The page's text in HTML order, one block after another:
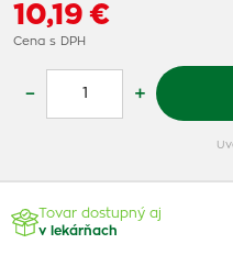
10,19 €
Cena s DPH
– +
Tovar dostupný aj
v lekárňach